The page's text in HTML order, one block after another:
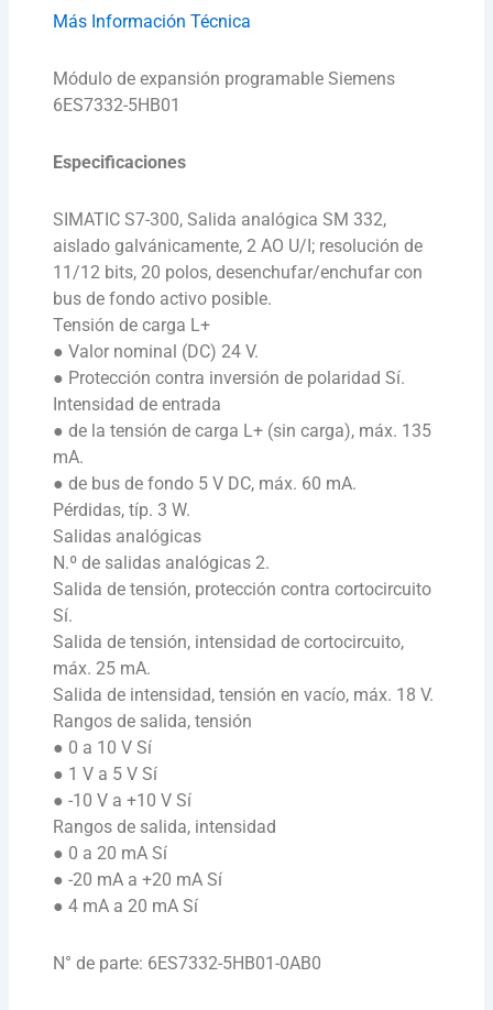
Más Información Técnica
Módulo de expansión programable Siemens
6ES7332-5HB01
Especificaciones
SIMATIC S7-300, Salida analógica SM 332,
aislado galvánicamente, 2 AO U/I; resolución de
11/12 bits, 20 polos, desenchufar/enchufar con
bus de fondo activo posible.
Tensión de carga L+
● Valor nominal (DC) 24 V.
● Protección contra inversión de polaridad Sí.
Intensidad de entrada
● de la tensión de carga L+ (sin carga), máx. 135
mA.
● de bus de fondo 5 V DC, máx. 60 mA.
Pérdidas, típ. 3 W.
Salidas analógicas
N.º de salidas analógicas 2.
Salida de tensión, protección contra cortocircuito
Sí.
Salida de tensión, intensidad de cortocircuito,
máx. 25 mA.
Salida de intensidad, tensión en vacío, máx. 18 V.
Rangos de salida, tensión
● 0 a 10 V Sí
● 1 V a 5 V Sí
● -10 V a +10 V Sí
Rangos de salida, intensidad
● 0 a 20 mA Sí
● -20 mA a +20 mA Sí
● 4 mA a 20 mA Sí
N° de parte: 6ES7332-5HB01-0AB0